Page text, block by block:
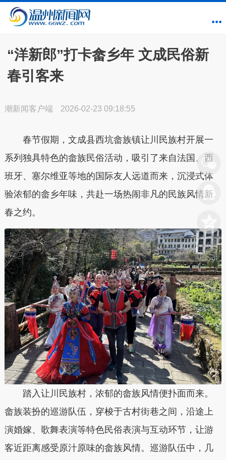
“洋新郎”打卡畲乡年 文成民俗新
春引客来
潮新闻客户端 2026-02-23 09:18:55
春节假期，文成县西坑畲族镇让川民族村开展一
系列独具特色的畲族民俗活动，吸引了来自法国、西
班牙、塞尔维亚等地的国际友人远道而来，沉浸式体
验浓郁的畲乡年味，共赴一场热闹非凡的民族风情新
春之约。
踏入让川民族村，浓郁的畲族风情便扑面而来。
畲族装扮的巡游队伍，穿梭于古村街巷之间，沿途上
演婚嫁、歌舞表演等特色民俗表演与互动环节，让游
客近距离感受原汁原味的畲族风情。巡游队伍中，几